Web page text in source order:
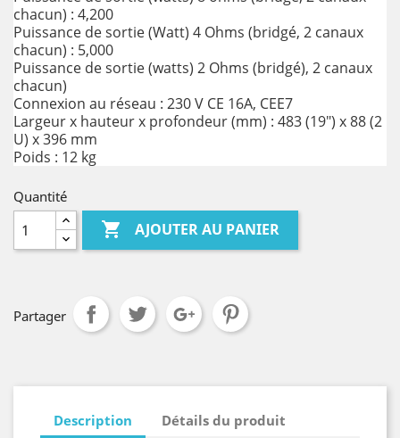
chacun) : 4,200
Puissance de sortie (Watt) 4 Ohms (bridgé, 2 canaux
chacun) : 5,000
Puissance de sortie (watts) 2 Ohms (bridgé), 2 canaux
chacun)
Connexion au réseau : 230 V CE 16A, CEE7
Largeur x hauteur x profondeur (mm) : 483 (19") x 88 (2
U) x 396 mm
Poids : 12 kg
Quantité
 AJOUTER AU PANIER
Partager
Description Détails du produit